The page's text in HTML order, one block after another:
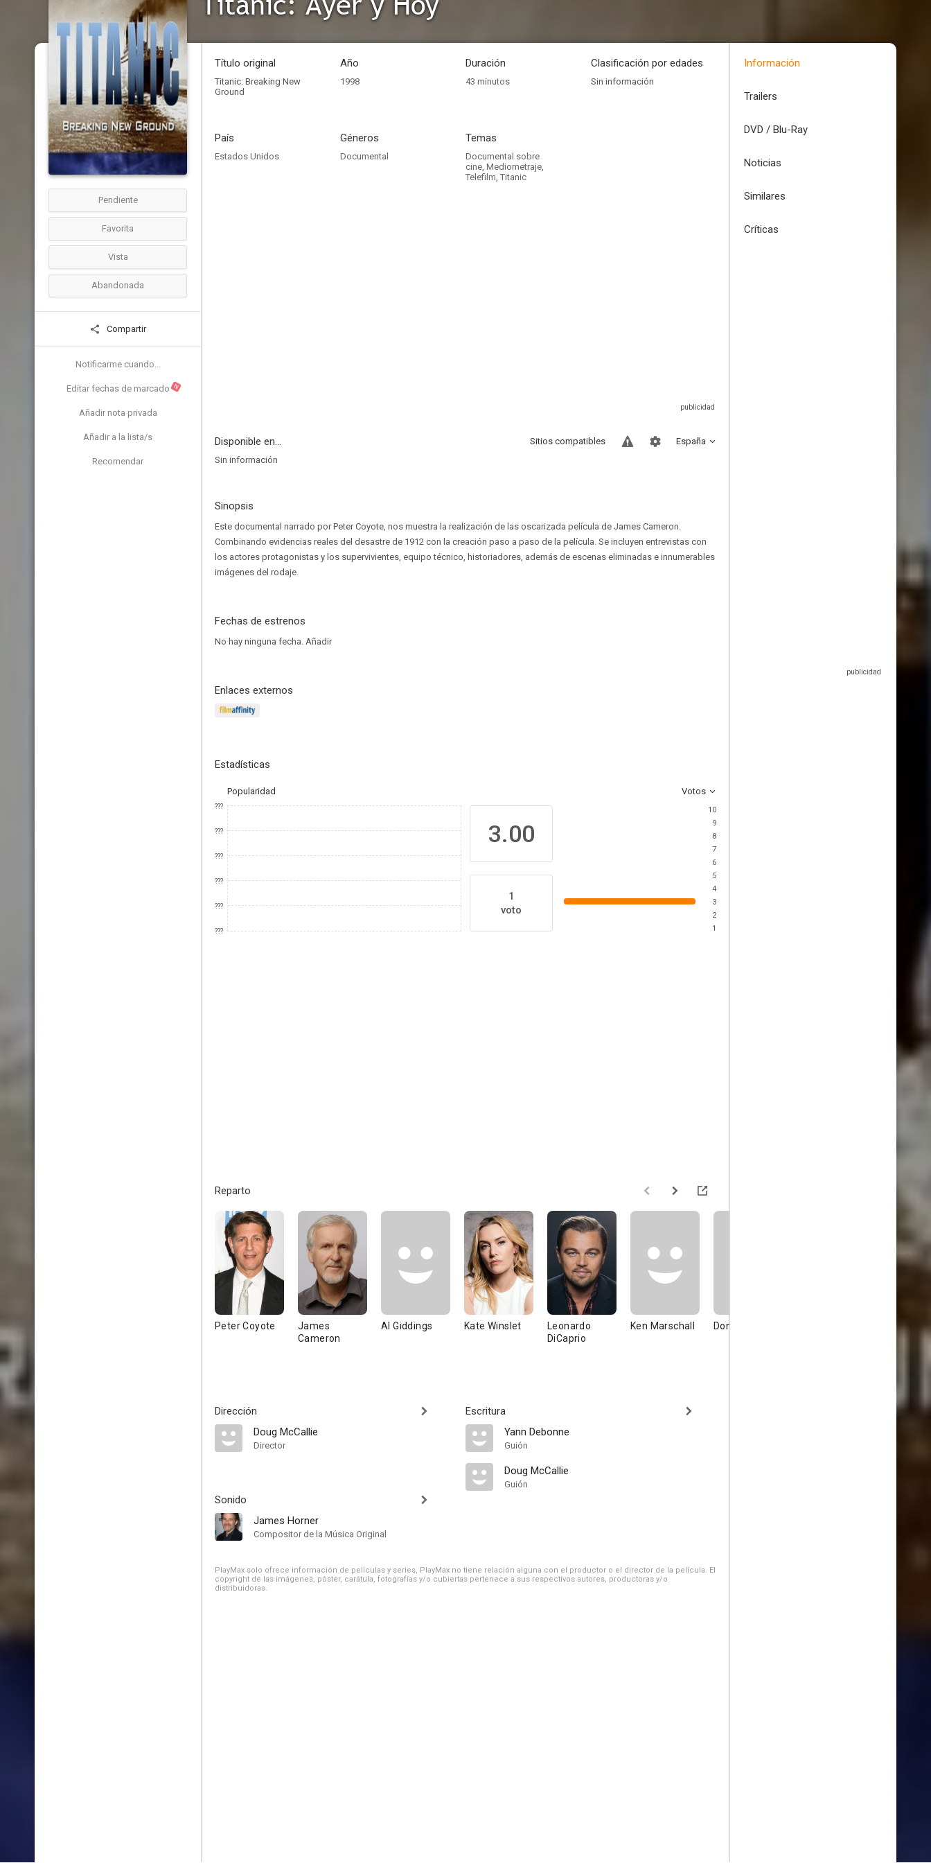
Pendiente
Favorita
Vista
Abandonada
Compartir
Notificarme cuando...
Editar fechas de marcado N
Añadir nota privada
Añadir a la lista/s
Recomendar
Título original
Titanic: Breaking New
Ground
Año
1998
Duración
43 minutos
Clasificación por edades
Sin información
País
Estados Unidos
Géneros
Documental
Temas
Documental sobre
cine, Mediometraje,
Telefilm, Titanic
Disponible en... España
Sitios compatibles
Sin información
Sinopsis
Este documental narrado por Peter Coyote, nos muestra la realización de las oscarizada película de James Cameron.
Combinando evidencias reales del desastre de 1912 con la creación paso a paso de la película. Se incluyen entrevistas con
los actores protagonistas y los supervivientes, equipo técnico, historiadores, además de escenas eliminadas e innumerables
imágenes del rodaje.
Fechas de estrenos
No hay ninguna fecha. Añadir
Enlaces externos
Estadísticas
Popularidad Votos
???
???
???
???
???
???
3.00
1
voto
10
9
8
7
6
5
4
3
2
1
Reparto
Peter Coyote
James
Cameron
Al Giddings Kate Winslet
Leonardo
DiCaprio
Ken Marschall Don Lynch Eva Hart
Dirección
Doug McCallie
Director
Sonido
James Horner
Compositor de la Música Original
Escritura
Yann Debonne
Guión
Doug McCallie
Guión
PlayMax solo ofrece información de películas y series, PlayMax no tiene relación alguna con el productor o el director de la película. El
copyright de las imágenes, póster, carátula, fotografías y/o cubiertas pertenece a sus respectivos autores, productoras y/o
distribuidoras.
Información
Trailers
DVD / Blu-Ray
Noticias
Similares
Críticas